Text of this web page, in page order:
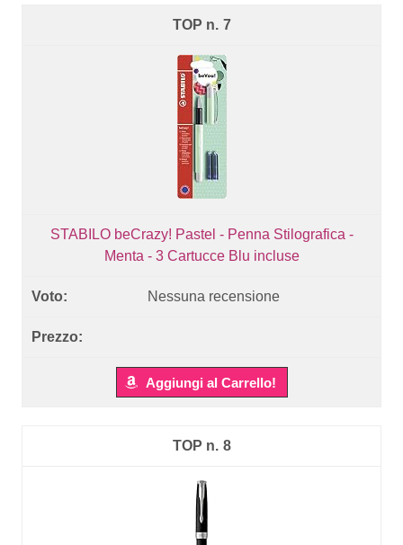
7
STABILO beCrazy! Pastel - Penna Stilografica -
Menta - 3 Cartucce Blu incluse
Nessuna recensione
Aggiungi al Carrello!
8